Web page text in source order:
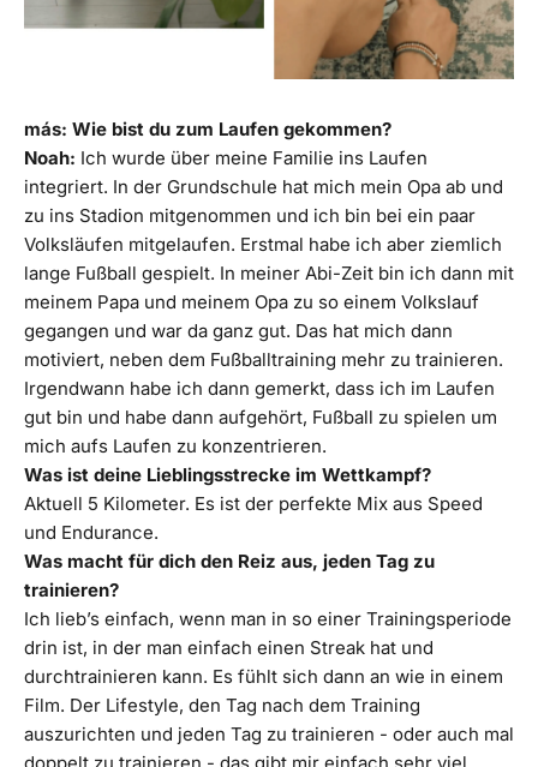
más: Wie bist du zum Laufen gekommen?
Noah: Ich wurde über meine Familie ins Laufen
integriert. In der Grundschule hat mich mein Opa ab und
zu ins Stadion mitgenommen und ich bin bei ein paar
Volksläufen mitgelaufen. Erstmal habe ich aber ziemlich
lange Fußball gespielt. In meiner Abi-Zeit bin ich dann mit
meinem Papa und meinem Opa zu so einem Volkslauf
gegangen und war da ganz gut. Das hat mich dann
motiviert, neben dem Fußballtraining mehr zu trainieren.
Irgendwann habe ich dann gemerkt, dass ich im Laufen
gut bin und habe dann aufgehört, Fußball zu spielen um
mich aufs Laufen zu konzentrieren.
Was ist deine Lieblingsstrecke im Wettkampf?
Aktuell 5 Kilometer. Es ist der perfekte Mix aus Speed
und Endurance.
Was macht für dich den Reiz aus, jeden Tag zu
trainieren?
Ich lieb’s einfach, wenn man in so einer Trainingsperiode
drin ist, in der man einfach einen Streak hat und
durchtrainieren kann. Es fühlt sich dann an wie in einem
Film. Der Lifestyle, den Tag nach dem Training
auszurichten und jeden Tag zu trainieren - oder auch mal
doppelt zu trainieren - das gibt mir einfach sehr viel